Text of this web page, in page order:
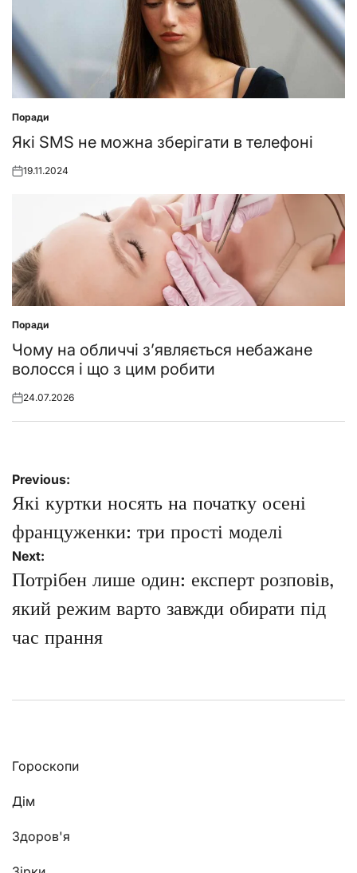
Posted
in
Поради
Які SMS не можна зберігати в телефоні
Posted
19.11.2024
Posted
in
Поради
Чому на обличчі з’являється небажане
волосся і що з цим робити
Posted
24.07.2026
Навігація
записів
Previous:
Які куртки носять на початку осені
француженки: три прості моделі
Next:
Потрібен лише один: експерт розповів,
який режим варто завжди обирати під
час прання
Гороскопи
Дім
Здоров'я